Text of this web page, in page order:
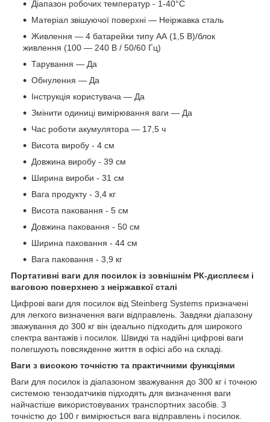
Діапазон робочих температур - 1-40°C
Матеріал звішуючої поверхні — Неіржавка сталь
Живлення — 4 батарейки типу АА (1,5 В)/блок
живлення (100 — 240 В / 50/60 Гц)
Тарування — Да
Обнулення — Да
Інструкція користувача — Да
Змінити одиниці вимірювання ваги — Да
Час роботи акумулятора — 17,5 ч
Висота виробу - 4 см
Довжина виробу - 39 см
Ширина вироби - 31 см
Вага продукту - 3,4 кг
Висота паковання - 5 см
Довжина паковання - 50 см
Ширина паковання - 44 см
Вага паковання - 3,9 кг
Портативні ваги для посилок із зовнішнім РК-дисплеєм і
ваговою поверхнею з неіржавкої сталі
Цифрові ваги для посилок від Steinberg Systems призначені
для легкого визначення ваги відправлень. Завдяки діапазону
зважування до 300 кг він ідеально підходить для широкого
спектра вантажів і посилок. Швидкі та надійні цифрові ваги
полегшують повсякденне життя в офісі або на складі.
Ваги з високою точністю та практичними функціями
Ваги для посилок із діапазоном зважування до 300 кг і точною
системою тензодатчиків підходять для визначення ваги
найчастіше використовуваних транспортних засобів. З
точністю до 100 г вимірюється вага відправлень і посилок.